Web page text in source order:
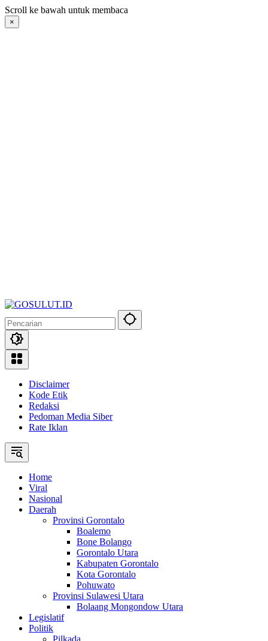
Langsung
ke
konten
Scroll ke bawah untuk membaca
×
Disclaimer
Kode Etik
Redaksi
Pedoman Media Siber
Rate Iklan
Home
Viral
Nasional
Daerah
Provinsi Gorontalo
Boalemo
Bone Bolango
Gorontalo Utara
Kabupaten Gorontalo
Kota Gorontalo
Pohuwato
Provinsi Sulawesi Utara
Bolaang Mongondow Utara
Legislatif
Politik
Pilkada